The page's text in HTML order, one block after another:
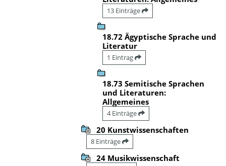
13 Einträge
18.72 Ägyptische Sprache und
Literatur
1 Eintrag
18.73 Semitische Sprachen
und Literaturen:
Allgemeines
4 Einträge
20 Kunstwissenschaften
8 Einträge
24 Musikwissenschaft